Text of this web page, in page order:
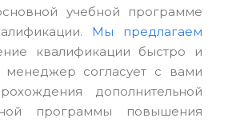
учебной программе
Мы предлагаем
квалификации быстро и
согласует с вами
дополнительной
программы повышения